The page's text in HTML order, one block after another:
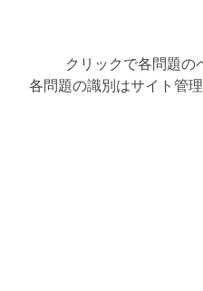
クリックで各問題の
各問題の識別はサイト管